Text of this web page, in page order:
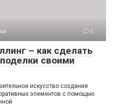
0
– как сделать
своими
искусство создания
элементов с помощью